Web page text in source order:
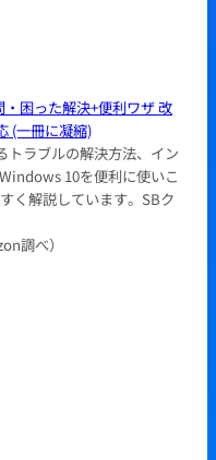
困った解決+便利ワザ 改
(一冊に凝縮)
ラブルの解決方法、イン
10を便利に使いこ
く解説しています。SBク
調べ）